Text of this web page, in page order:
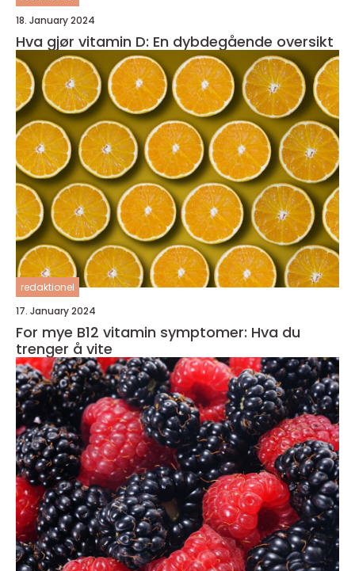
18. January 2024
Hva gjør vitamin D: En dybdegående oversikt
redaktionel
17. January 2024
For mye B12 vitamin symptomer: Hva du
trenger å vite